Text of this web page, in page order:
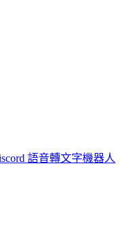
語音轉文字機器人